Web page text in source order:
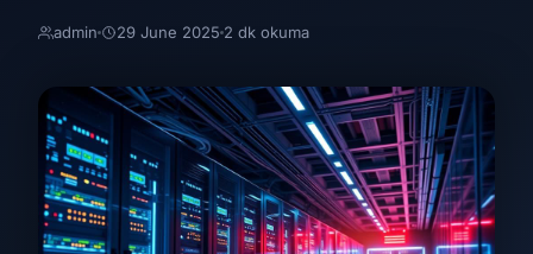
admin 29 June 2025 2 dk okuma